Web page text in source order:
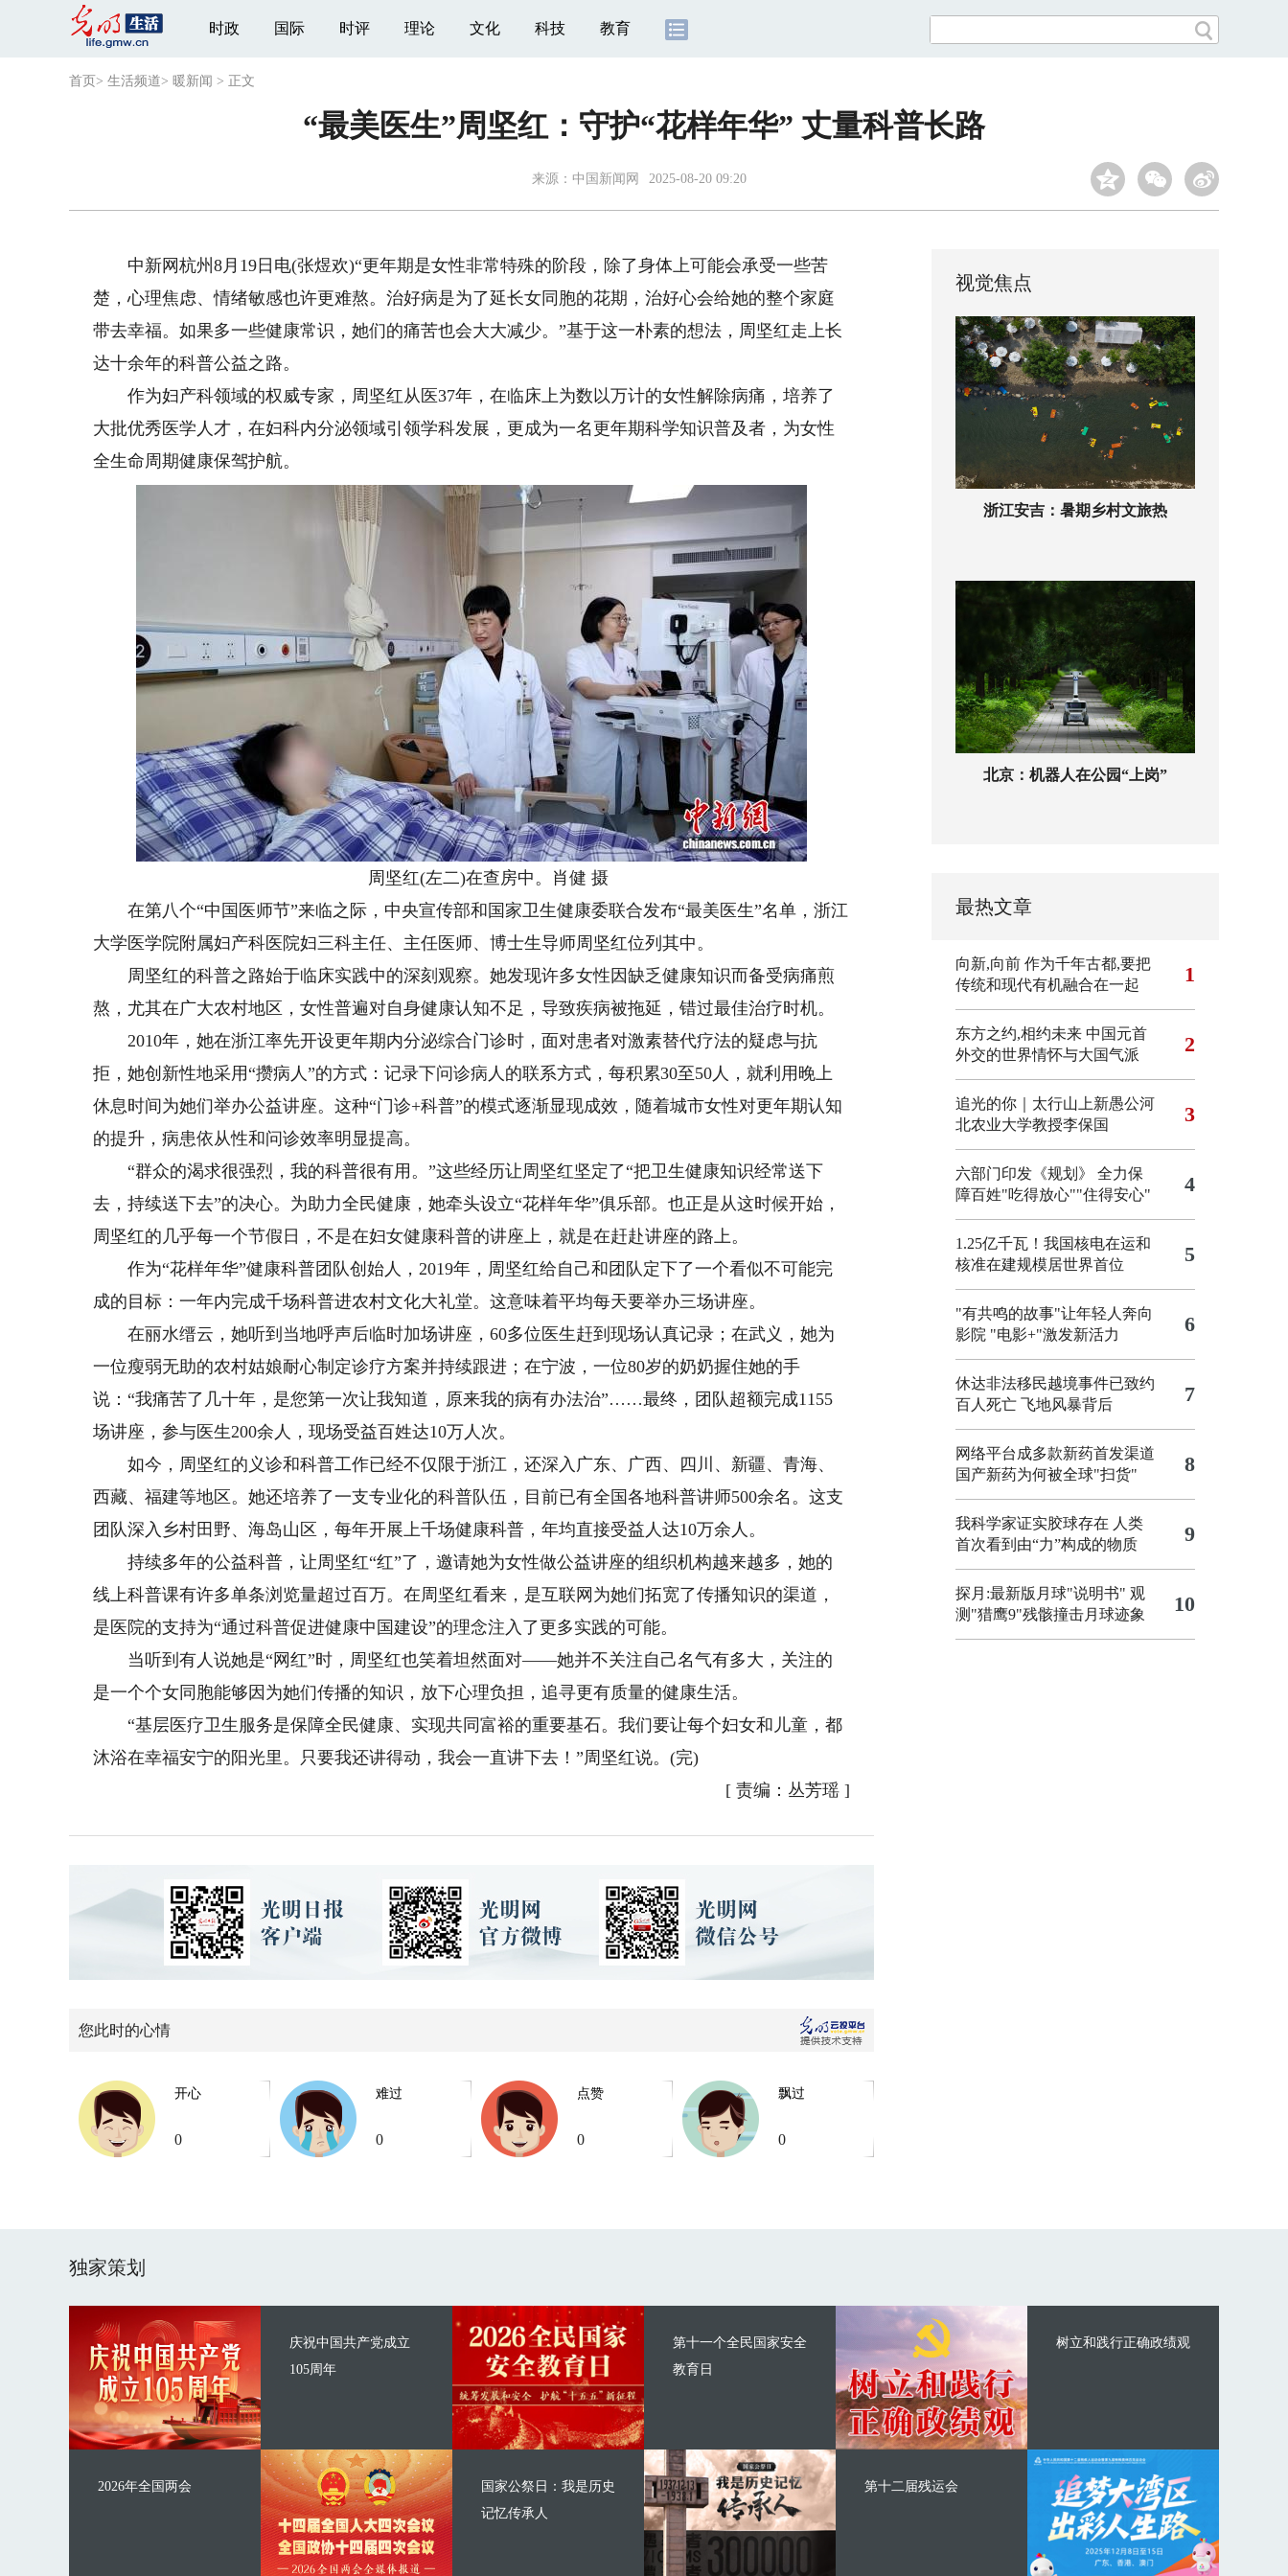
时政 国际 时评 理论 文化 科技 教育
首页 > 生活频道> 暖新闻 > 正文
“最美医生”周坚红：守护“花样年华” 丈量科普长路
来源： 中国新闻网 2025-08-20 09:20
中新网杭州8月19日电(张煜欢)“更年期是女性非常特殊的阶段，除了身体上可能会承受一些苦
楚，心理焦虑、情绪敏感也许更难熬。治好病是为了延长女同胞的花期，治好心会给她的整个家庭
带去幸福。如果多一些健康常识，她们的痛苦也会大大减少。”基于这一朴素的想法，周坚红走上长
达十余年的科普公益之路。
作为妇产科领域的权威专家，周坚红从医37年，在临床上为数以万计的女性解除病痛，培养了
大批优秀医学人才，在妇科内分泌领域引领学科发展，更成为一名更年期科学知识普及者，为女性
全生命周期健康保驾护航。
周坚红(左二)在查房中。肖健 摄
在第八个“中国医师节”来临之际，中央宣传部和国家卫生健康委联合发布“最美医生”名单，浙江
大学医学院附属妇产科医院妇三科主任、主任医师、博士生导师周坚红位列其中。
周坚红的科普之路始于临床实践中的深刻观察。她发现许多女性因缺乏健康知识而备受病痛煎
熬，尤其在广大农村地区，女性普遍对自身健康认知不足，导致疾病被拖延，错过最佳治疗时机。
2010年，她在浙江率先开设更年期内分泌综合门诊时，面对患者对激素替代疗法的疑虑与抗
拒，她创新性地采用“攒病人”的方式：记录下问诊病人的联系方式，每积累30至50人，就利用晚上
休息时间为她们举办公益讲座。这种“门诊+科普”的模式逐渐显现成效，随着城市女性对更年期认知
的提升，病患依从性和问诊效率明显提高。
“群众的渴求很强烈，我的科普很有用。”这些经历让周坚红坚定了“把卫生健康知识经常送下
去，持续送下去”的决心。为助力全民健康，她牵头设立“花样年华”俱乐部。也正是从这时候开始，
周坚红的几乎每一个节假日，不是在妇女健康科普的讲座上，就是在赶赴讲座的路上。
作为“花样年华”健康科普团队创始人，2019年，周坚红给自己和团队定下了一个看似不可能完
成的目标：一年内完成千场科普进农村文化大礼堂。这意味着平均每天要举办三场讲座。
在丽水缙云，她听到当地呼声后临时加场讲座，60多位医生赶到现场认真记录；在武义，她为
一位瘦弱无助的农村姑娘耐心制定诊疗方案并持续跟进；在宁波，一位80岁的奶奶握住她的手
说：“我痛苦了几十年，是您第一次让我知道，原来我的病有办法治”……最终，团队超额完成1155
场讲座，参与医生200余人，现场受益百姓达10万人次。
如今，周坚红的义诊和科普工作已经不仅限于浙江，还深入广东、广西、四川、新疆、青海、
西藏、福建等地区。她还培养了一支专业化的科普队伍，目前已有全国各地科普讲师500余名。这支
团队深入乡村田野、海岛山区，每年开展上千场健康科普，年均直接受益人达10万余人。
持续多年的公益科普，让周坚红“红”了，邀请她为女性做公益讲座的组织机构越来越多，她的
线上科普课有许多单条浏览量超过百万。在周坚红看来，是互联网为她们拓宽了传播知识的渠道，
是医院的支持为“通过科普促进健康中国建设”的理念注入了更多实践的可能。
当听到有人说她是“网红”时，周坚红也笑着坦然面对——她并不关注自己名气有多大，关注的
是一个个女同胞能够因为她们传播的知识，放下心理负担，追寻更有质量的健康生活。
“基层医疗卫生服务是保障全民健康、实现共同富裕的重要基石。我们要让每个妇女和儿童，都
沐浴在幸福安宁的阳光里。只要我还讲得动，我会一直讲下去！”周坚红说。(完)
[ 责编：丛芳瑶 ]
您此时的心情
开心
0
难过
0
点赞
0
飘过
0
视觉焦点
浙江安吉：暑期乡村文旅热
北京：机器人在公园“上岗”
最热文章
向新,向前 作为千年古都,要把
传统和现代有机融合在一起
1
东方之约,相约未来 中国元首
外交的世界情怀与大国气派
2
追光的你｜太行山上新愚公河
北农业大学教授李保国
3
六部门印发《规划》 全力保
障百姓"吃得放心""住得安心"
4
1.25亿千瓦！我国核电在运和
核准在建规模居世界首位
5
"有共鸣的故事"让年轻人奔向
影院 "电影+"激发新活力 6
休达非法移民越境事件已致约
百人死亡 飞地风暴背后 7
网络平台成多款新药首发渠道
国产新药为何被全球"扫货"
8
我科学家证实胶球存在 人类
首次看到由“力”构成的物质
9
探月:最新版月球"说明书" 观
测"猎鹰9"残骸撞击月球迹象
10
独家策划
庆祝中国共产党成立
105周年
2026年全国两会
第十一个全民国家安全
教育日
国家公祭日：我是历史
记忆传承人
树立和践行正确政绩观
第十二届残运会